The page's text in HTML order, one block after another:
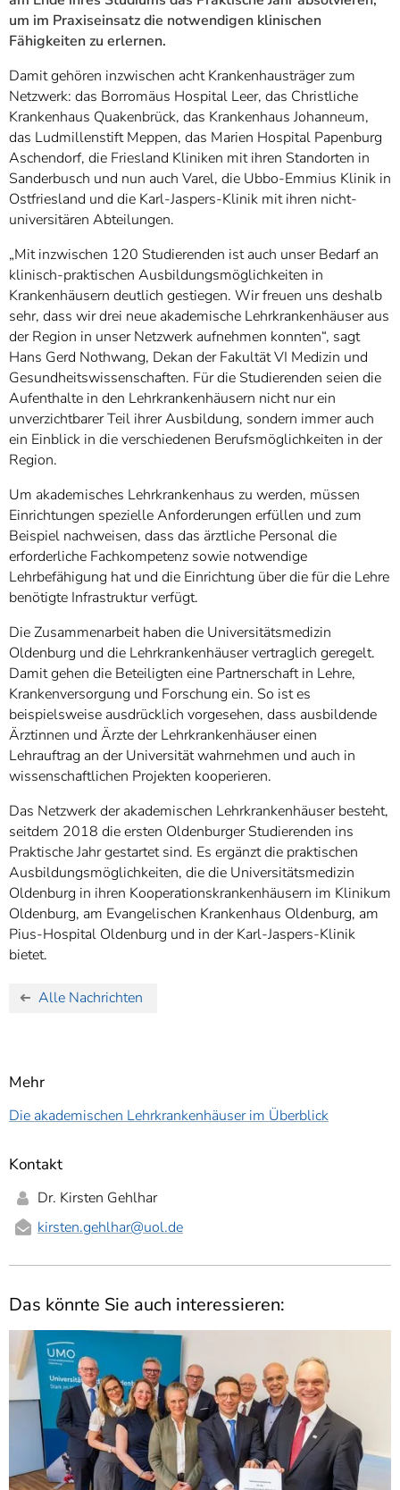
um im Praxiseinsatz die notwendigen klinischen
Fähigkeiten zu erlernen.
Damit gehören inzwischen acht Krankenhausträger zum
Netzwerk: das Borromäus Hospital Leer, das Christliche
Krankenhaus Quakenbrück, das Krankenhaus Johanneum,
das Ludmillenstift Meppen, das Marien Hospital Papenburg
Aschendorf, die Friesland Kliniken mit ihren Standorten in
Sanderbusch und nun auch Varel, die Ubbo-Emmius Klinik in
Ostfriesland und die Karl-Jaspers-Klinik mit ihren nicht-
universitären Abteilungen.
„Mit inzwischen 120 Studierenden ist auch unser Bedarf an
klinisch-praktischen Ausbildungsmöglichkeiten in
Krankenhäusern deutlich gestiegen. Wir freuen uns deshalb
sehr, dass wir drei neue akademische Lehrkrankenhäuser aus
der Region in unser Netzwerk aufnehmen konnten“, sagt
Hans Gerd Nothwang, Dekan der Fakultät VI Medizin und
Gesundheitswissenschaften. Für die Studierenden seien die
Aufenthalte in den Lehrkrankenhäusern nicht nur ein
unverzichtbarer Teil ihrer Ausbildung, sondern immer auch
ein Einblick in die verschiedenen Berufsmöglichkeiten in der
Region.
Um akademisches Lehrkrankenhaus zu werden, müssen
Einrichtungen spezielle Anforderungen erfüllen und zum
Beispiel nachweisen, dass das ärztliche Personal die
erforderliche Fachkompetenz sowie notwendige
Lehrbefähigung hat und die Einrichtung über die für die Lehre
benötigte Infrastruktur verfügt.
Die Zusammenarbeit haben die Universitätsmedizin
Oldenburg und die Lehrkrankenhäuser vertraglich geregelt.
Damit gehen die Beteiligten eine Partnerschaft in Lehre,
Krankenversorgung und Forschung ein. So ist es
beispielsweise ausdrücklich vorgesehen, dass ausbildende
Ärztinnen und Ärzte der Lehrkrankenhäuser einen
Lehrauftrag an der Universität wahrnehmen und auch in
wissenschaftlichen Projekten kooperieren.
Das Netzwerk der akademischen Lehrkrankenhäuser besteht,
seitdem 2018 die ersten Oldenburger Studierenden ins
Praktische Jahr gestartet sind. Es ergänzt die praktischen
Ausbildungsmöglichkeiten, die die Universitätsmedizin
Oldenburg in ihren Kooperationskrankenhäusern im Klinikum
Oldenburg, am Evangelischen Krankenhaus Oldenburg, am
Pius-Hospital Oldenburg und in der Karl-Jaspers-Klinik
bietet.
Alle Nachrichten
Mehr
Die akademischen Lehrkrankenhäuser im Überblick
Kontakt
Dr. Kirsten Gehlhar
kirsten.gehlhar@uol.de
Das könnte Sie auch interessieren: